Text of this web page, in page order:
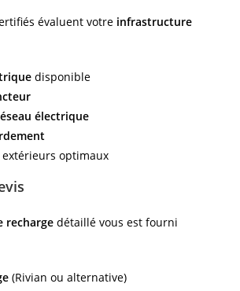
évaluent votre infrastructure
disponible
électrique
extérieurs optimaux
recharge détaillé vous est fourni
(Rivian ou alternative)